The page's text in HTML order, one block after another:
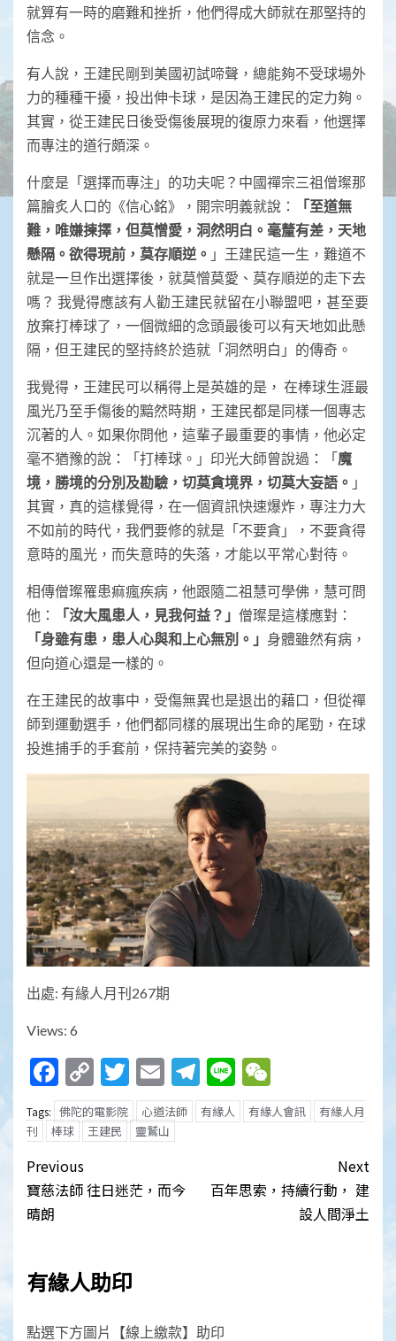
就算有一時的磨難和挫折，他們得成大師就在那堅持的
信念。
有人說，王建民剛到美國初試啼聲，總能夠不受球場外
力的種種干擾，投出伸卡球，是因為王建民的定力夠。
其實，從王建民日後受傷後展現的復原力來看，他選擇
而專注的道行頗深。
什麼是「選擇而專注」的功夫呢？中國禪宗三祖僧璨那
篇膾炙人口的《信心銘》，開宗明義就說：
「至道無
難，唯嫌揀擇，但莫憎愛， 洞然明白。毫釐有差，天地
懸隔。欲得現前，莫存順逆。 」王建民這一生，難道不
就是一旦作出選擇後，就莫憎莫愛、莫存順逆的走下去
嗎？ 我覺得應該有人勸王建民就留在小聯盟吧，甚至要
放棄打棒球了，一個微細的念頭最後可以有天地如此懸
隔，但王建民的堅持終於造就「洞然明白」的傳奇。
我覺得，王建民可以稱得上是英雄的是， 在棒球生涯最
風光乃至手傷後的黯然時期，王建民都是同樣一個專志
沉著的人。如果你問他，這輩子最重要的事情，他必定
毫不猶豫的說：「打棒球。」印光大師曾說過：「魔
境，勝境的分別及勘驗，切莫貪境界，切莫大妄語。 」
其實，真的這樣覺得，在一個資訊快速爆炸，專注力大
不如前的時代，我們要修的就是「不要貪」，不要貪得
意時的風光，而失意時的失落，才能以平常心對待。
相傳僧璨罹患痲瘋疾病，他跟隨二祖慧可學佛，慧可問
他：
「汝大風患人，見我何益？」 僧璨是這樣應對：
「身雖有患，患人心與和上心無別。」 身體雖然有病，
但向道心還是一樣的。
在王建民的故事中，受傷無異也是退出的藉口，但從禪
師到運動選手，他們都同樣的展現出生命的尾勁，在球
投進捕手的手套前，保持著完美的姿勢。
出處: 有緣人月刊267期
Views: 6
Facebook
Copy
Link
Twitter
EmailTelegram
Line
Tags: 佛陀的電影院 心道法師 有緣人 有緣人會訊
有緣人月
刊
棒球 王建民 靈鷲山
Post
navigation
Previous
寶慈法師 往日迷茫，而今
晴朗
Next
百年思索，持續行動， 建
設人間淨土
有緣人助印
點選下方圖片【線上繳款】助印